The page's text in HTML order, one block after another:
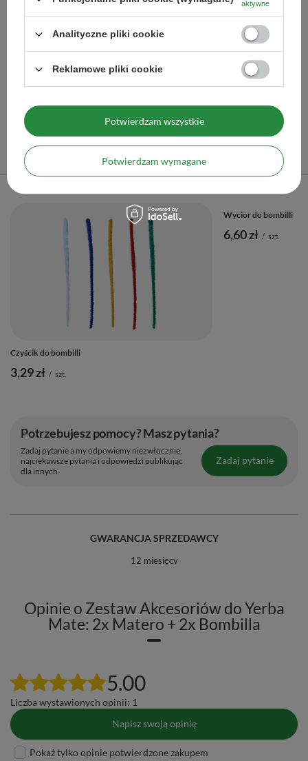
262,90 zł
Więcej opcji
Polecane
Poprzedni z tej kategorii Następny z tej kategorii
Czyścik do bombilli
3,29 zł / szt.
Wycior do bombilli
6,60 zł / szt.
Potrzebujesz pomocy? Masz pytania?
Zadaj pytanie a my odpowiemy niezwłocznie,
najciekawsze pytania i odpowiedzi publikując
dla innych.
Zadaj pytanie
GWARANCJA SPRZEDAWCY
12 miesięcy
Opinie o Zestaw Akcesoriów do Yerba
Mate: 2x Matero + 2x Bombilla
5.00
Liczba wystawionych opinii: 1
Napisz swoją opinię
Pokaż tylko opinie potwierdzone zakupem
aktywne
Analityczne pliki cookie
Reklamowe pliki cookie
Potwierdzam wymagane
Potwierdzam wszystkie